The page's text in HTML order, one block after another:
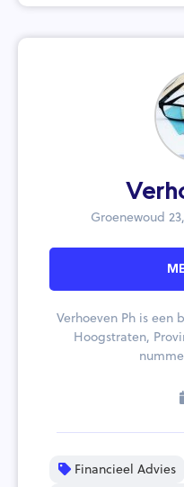
Groenewoud
Verhoeven Ph is een
Hoogstraten,
Financieel Advies